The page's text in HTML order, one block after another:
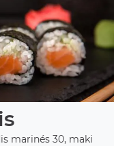
marinés 30, maki